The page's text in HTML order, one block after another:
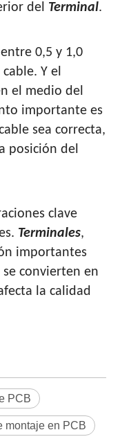
del Terminal.
0,5 y 1,0
Y el
el medio del
importante es
sea correcta,
posición del
clave
Terminales,
importantes
convierten en
la calidad
PCB
montaje en PCB